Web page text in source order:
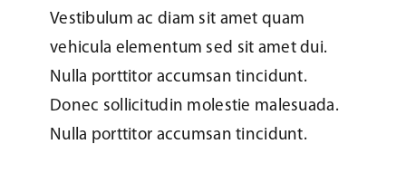
Vestibulum ac diam sit amet quam
vehicula elementum sed sit amet dui.
Nulla porttitor accumsan tincidunt.
Donec sollicitudin molestie malesuada.
Nulla porttitor accumsan tincidunt.